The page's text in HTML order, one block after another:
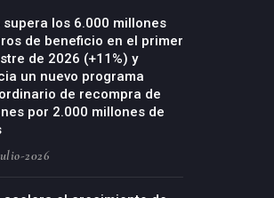
supera los 6.000 millones
de beneficio en el primer
de 2026 (+11%) y
un nuevo programa
de recompra de
por 2.000 millones de
2026